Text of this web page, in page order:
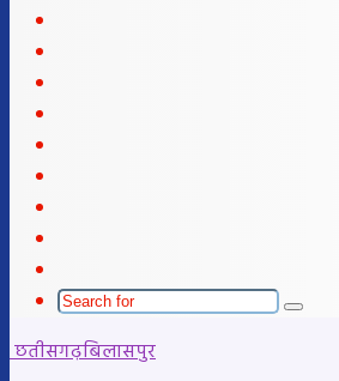
skin
Search
छतीसगढ़बिलासपुर